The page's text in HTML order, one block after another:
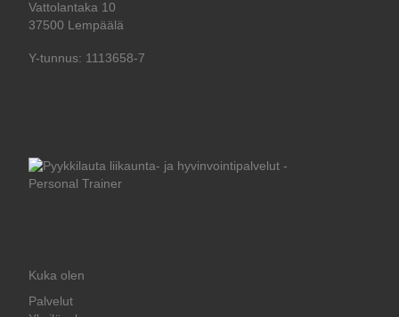
Vattolantaka 10
37500 Lempäälä
Y-tunnus: 1113658-7
Kuka olen
Palvelut